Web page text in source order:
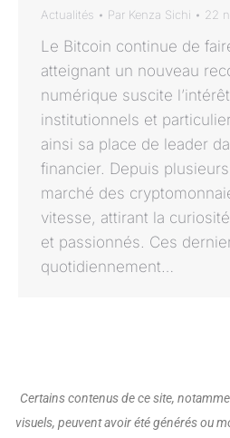
Actualités Par Kenza Sichi 22
Le Bitcoin continue de
atteignant un nouveau
numérique suscite
institutionnels et
ainsi sa place de leader
financier. Depuis
marché des
vitesse, attirant la
et passionnés. Ces
quotidiennement…
Certains contenus de ce site,
visuels, peuvent avoir été générés ou